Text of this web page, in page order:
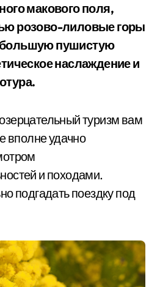
макового поля,
розово-лиловые горы
пушистую
наслаждение и
туризм вам
вполне удачно
и походами.
подгадать поездку под